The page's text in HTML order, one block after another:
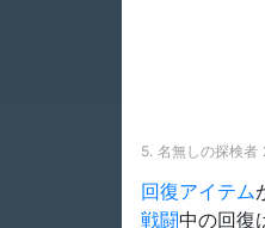
5. 名無しの探検者
回復アイテム
戦闘中の回復